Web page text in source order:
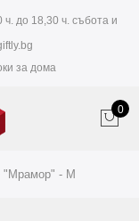
до 18,30 ч. събота и
за дома
0
"Мрамор" - М